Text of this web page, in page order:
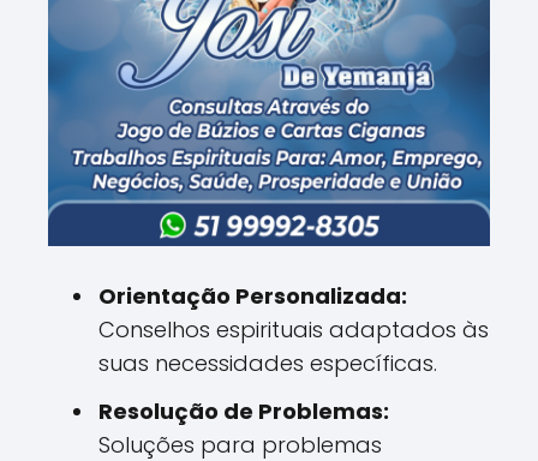
Orientação Personalizada:
Conselhos espirituais adaptados às
suas necessidades específicas.
Resolução de Problemas:
Soluções para problemas